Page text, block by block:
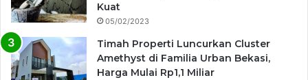
Kuat
05/02/2023
Timah Properti Luncurkan Cluster
Amethyst di Familia Urban Bekasi,
Harga Mulai Rp1,1 Miliar